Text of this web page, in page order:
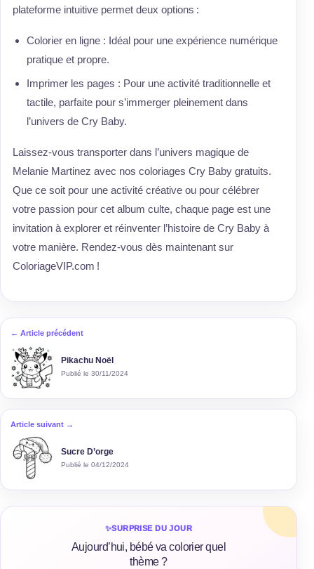
plateforme intuitive permet deux options :
Colorier en ligne : Idéal pour une expérience numérique
pratique et propre.
Imprimer les pages : Pour une activité traditionnelle et
tactile, parfaite pour s’immerger pleinement dans
l’univers de Cry Baby.
Laissez-vous transporter dans l’univers magique de
Melanie Martinez avec nos coloriages Cry Baby gratuits.
Que ce soit pour une activité créative ou pour célébrer
votre passion pour cet album culte, chaque page est une
invitation à explorer et réinventer l’histoire de Cry Baby à
votre manière. Rendez-vous dès maintenant sur
ColoriageVIP.com !
← Article précédent
Pikachu Noël
Publié le 30/11/2024
Article suivant →
Sucre D’orge
Publié le 04/12/2024
✨SURPRISE DU JOUR
Aujourd’hui, bébé va colorier quel
thème ?